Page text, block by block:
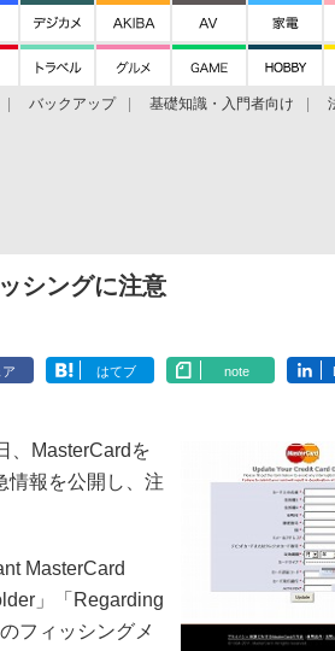
バックアップ 基礎知識・入門者向け
シングに注意
ア はてブ note
、MasterCardを
情報を公開し、注
MasterCard
」「Regarding
フィッシングメ